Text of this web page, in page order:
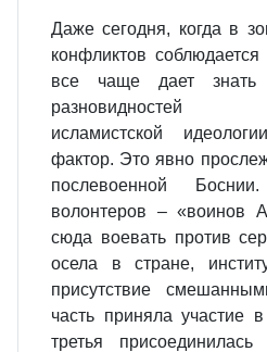
Даже сегодня, когда в
конфликтов
все чаще дает
разновидностей
исламистской
фактор. Это явно
послевоенной
волонтеров – «воинов
сюда воевать против
осела в стране,
присутствие
часть приняла участие
третья